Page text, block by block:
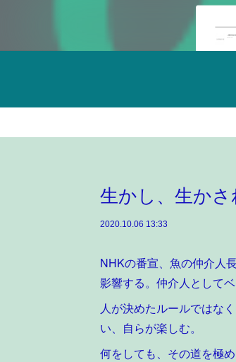
生かし、生かさ
2020.10.06 13:33
NHKの番宣、魚の仲介人
影響する。仲介人として
人が決めたルールではな
い、自らが楽しむ。
何をしても、その道を極